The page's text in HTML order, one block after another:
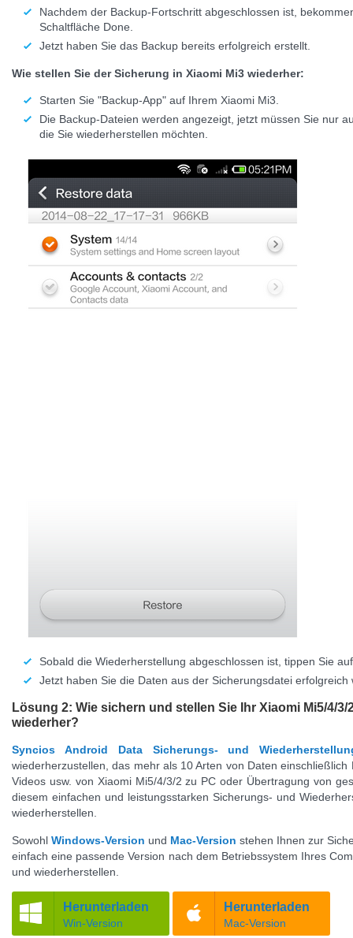
Nachdem der Backup-Fortschritt abgeschlossen ist,
Schaltfläche Done.
Jetzt haben Sie das Backup bereits erfolgreich erstellt.
Wie stellen Sie der Sicherung in Xiaomi Mi3 wiederher:
Starten Sie "Backup-App" auf Ihrem Xiaomi Mi3.
Die Backup-Dateien werden angezeigt, jetzt müssen Sie nur
die Sie wiederherstellen möchten.
Sobald die Wiederherstellung abgeschlossen ist, tippen Sie
Jetzt haben Sie die Daten aus der Sicherungsdatei erfolgreich
Lösung 2: Wie sichern und stellen Sie Ihr Xiaomi Mi5/4/3/
wiederher?
Syncios Android Data Sicherungs- und
wiederherzustellen, das mehr als 10 Arten von Daten
Videos usw. von Xiaomi Mi5/4/3/2 zu PC oder Übertragung von
diesem einfachen und leistungsstarken Sicherungs- und
wiederherstellen.
Sowohl Windows-Version und Mac-Version stehen Ihnen zur
einfach eine passende Version nach dem Betriebssystem Ihres
und wiederherstellen.
Herunterladen
Win-Version
Herunterladen
Mac-Version